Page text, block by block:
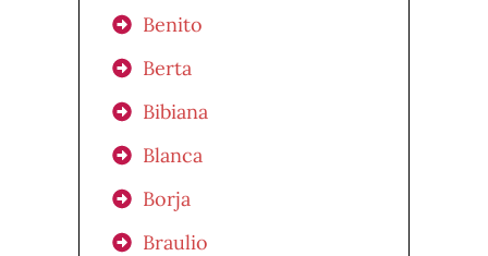
Benito
Berta
Bibiana
Blanca
Borja
Braulio